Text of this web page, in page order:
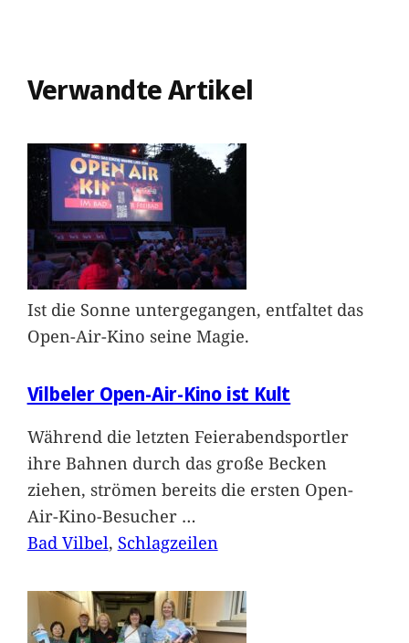
Verwandte Artikel
Ist die Sonne untergegangen, entfaltet das
Open-Air-Kino seine Magie.
Vilbeler Open-Air-Kino ist Kult
Während die letzten Feierabendsportler
ihre Bahnen durch das große Becken
ziehen, strömen bereits die ersten Open-
Air-Kino-Besucher …
Bad Vilbel, Schlagzeilen